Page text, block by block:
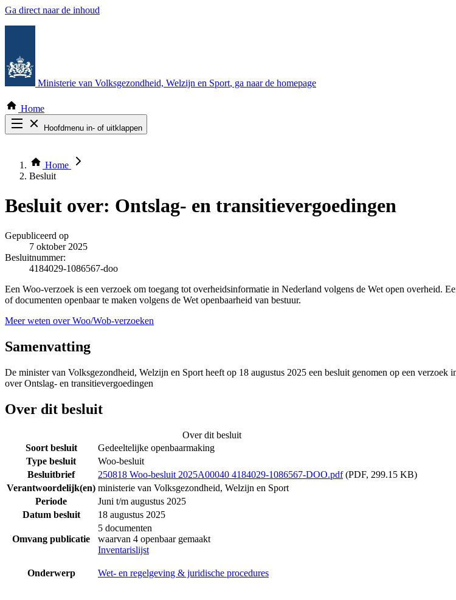
Ga direct naar de inhoud
Ministerie van Volksgezondheid, Welzijn en Sport, ga naar de homepage
Home
Hoofdmenu in- of uitklappen
Thema COVID-19
Bekijk per bestuursorgaan
Home
Besluit
Besluit over: Ontslag- en transitievergoedingen
Gepubliceerd op
7 oktober 2025
Besluitnummer:
4184029-1086567-doo
Een Woo-verzoek is een verzoek om toegang tot overheidsinformatie in Nederland volgens de Wet open overheid.
of documenten openbaar te maken volgens de Wet openbaarheid van bestuur.
Meer weten over Woo/Wob-verzoeken
Samenvatting
De minister van Volksgezondheid, Welzijn en Sport heeft op 18 augustus 2025 een besluit genomen op een
over Ontslag- en transitievergoedingen
Over dit besluit
Over dit besluit
Soort besluit
Gedeeltelijke openbaarmaking
Type besluit
Woo-besluit
Besluitbrief
250818 Woo-besluit 2025A00040 4184029-1086567-DOO.pdf(PDF, 299.15 KB)
Verantwoordelijk(en) ministerie van Volksgezondheid, Welzijn en Sport
Periode
Juni t/m augustus 2025
Datum besluit
18 augustus 2025
Omvang publicatie
5 documenten
waarvan 4 openbaar gemaakt
Inventarislijst
Onderwerp Wet- en regelgeving & juridische procedures